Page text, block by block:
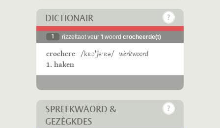
DICTIONAIR
1 rizzeltaot veur 't woord crocheerde(t)
crochere /kʀɔˈʃeˑʀə/ wèrkwoord
1. haken
SPREEKWÄÖRD &
GEZÈGKDES